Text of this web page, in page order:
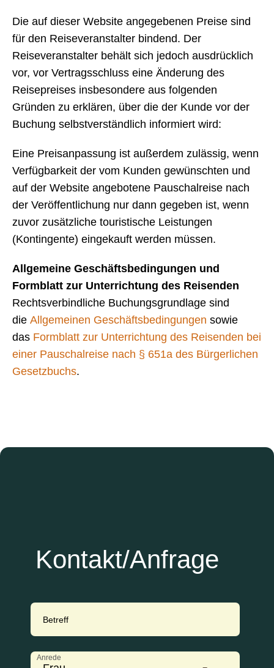
Die auf dieser Website angegebenen Preise sind
für den Reiseveranstalter bindend. Der
Reiseveranstalter behält sich jedoch ausdrücklich
vor, vor Vertragsschluss eine Änderung des
Reisepreises insbesondere aus folgenden
Gründen zu erklären, über die der Kunde vor der
Buchung selbstverständlich informiert wird:
Eine Preisanpassung ist außerdem zulässig, wenn
Verfügbarkeit der vom Kunden gewünschten und
auf der Website angebotene Pauschalreise nach
der Veröffentlichung nur dann gegeben ist, wenn
zuvor zusätzliche touristische Leistungen
(Kontingente) eingekauft werden müssen.
Allgemeine Geschäftsbedingungen und
Formblatt zur Unterrichtung des Reisenden
Rechtsverbindliche Buchungsgrundlage sind
die Allgemeinen Geschäftsbedingungen sowie
das Formblatt zur Unterrichtung des Reisenden bei
einer Pauschalreise nach § 651a des Bürgerlichen
Gesetzbuchs.
Kontakt/Anfrage
Betreff
Anrede